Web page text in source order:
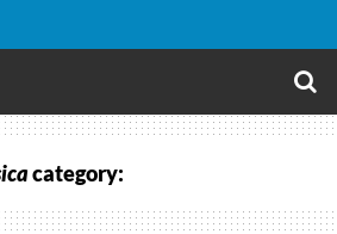
category: